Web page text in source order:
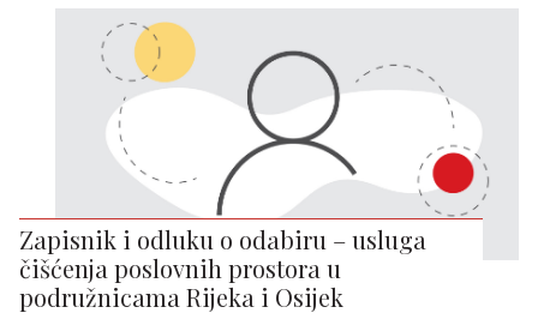
Zapisnik i odluku o odabiru – usluga
čišćenja poslovnih prostora u
podružnicama Rijeka i Osijek